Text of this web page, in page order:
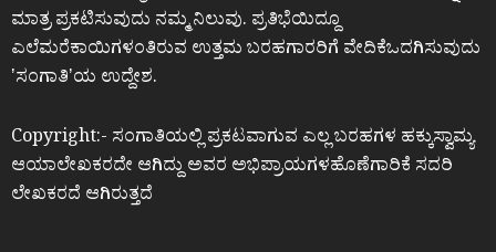
ಮಾತ್ರ ಪ್ರಕಟಿಸುವುದು ನಮ್ಮ ನಿಲುವು. ಪ್ರತಿಭೆಯಿದ್ದೂ
ಎಲೆಮರೆಕಾಯಿಗಳಂತಿರುವ ಉತ್ತಮ ಬರಹಗಾರರಿಗೆ ವೇದಿಕೆಒದಗಿಸುವುದು
ʼಸಂಗಾತಿʼಯ ಉದ್ದೇಶ.
Copyright:- ಸಂಗಾತಿಯಲ್ಲಿ ಪ್ರಕಟವಾಗುವ ಎಲ್ಲ ಬರಹಗಳ ಹಕ್ಕುಸ್ವಾಮ್ಯ
ಆಯಾಲೇಖಕರದೇ ಆಗಿದ್ದು ಅವರ ಅಭಿಪ್ರಾಯಗಳಹೊಣೆಗಾರಿಕೆ ಸದರಿ
ಲೇಖಕರದೆ ಆಗಿರುತ್ತದೆ